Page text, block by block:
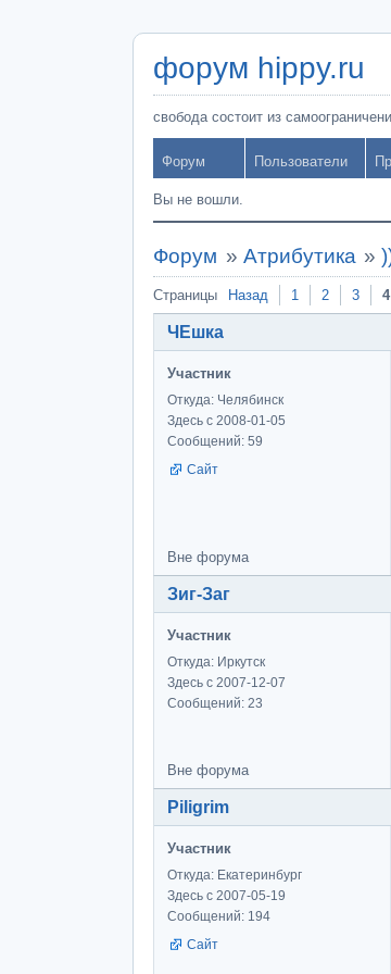
форум hippy.ru
свобода состоит из
Форум Пользователи
Вы не вошли.
Форум » Атрибутика »
Страницы Назад 1 2 3 4
ЧЕшка
Участник
Откуда: Челябинск
Здесь с 2008-01-05
Сообщений: 59
Сайт
Вне форума
Зиг-Заг
Участник
Откуда: Иркутск
Здесь с 2007-12-07
Сообщений: 23
Вне форума
Piligrim
Участник
Откуда: Екатеринбург
Здесь с 2007-05-19
Сообщений: 194
Сайт